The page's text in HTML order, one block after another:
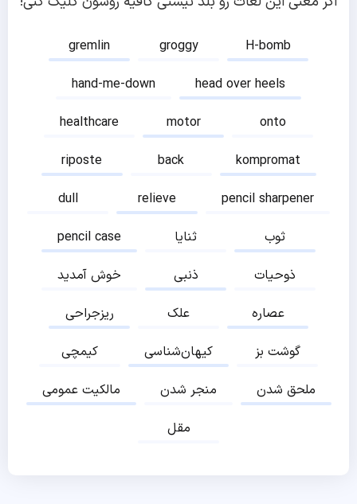
gremlin groggy
H-bomb
hand-me-down
head over heels
healthcare
motor
onto
riposte
back
kompromat
dull
relieve
pencil sharpener
pencil case
ثنایا
ثوب
خوش آمدید
ذنبی
ذوحیات
ریزجراحی
علک
عصاره
کیمچی
کیهان‌شناسی
گوشت بز
مالکیت عمومی
منجر شدن
ملحق شدن
مقل